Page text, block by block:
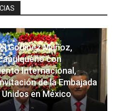
Godínez Muñoz,
con
Internacional,
de la Embajada
en México